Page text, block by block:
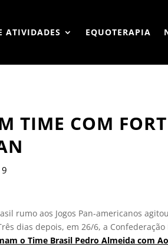
ATIVIDADES EQUOTERAPIA
TIME COM
rumo aos Jogos Pan-americanos
dias depois, em 26/6, a
o Time Brasil Pedro Almeida com